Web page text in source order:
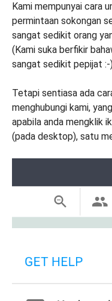
Kami mempunyai cara
permintaan sokongan
sangat sedikit orang
(Kami suka berfikir
sangat sedikit pepijat :-
Tetapi sentiasa ada
menghubungi kami,
apabila anda mengklik
(pada desktop), satu